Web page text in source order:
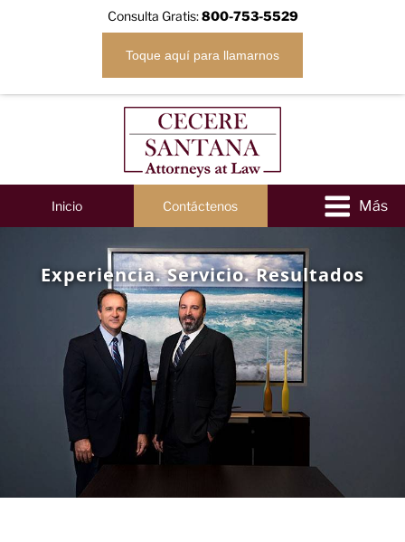
Consulta Gratis:800-753-5529
Toque aquí para llamarnos
Inicio Contáctenos
Experiencia. Servicio. Resultados